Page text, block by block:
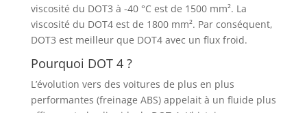
viscosité du DOT3 à -40 °C est de 1500 mm². La
viscosité du DOT4 est de 1800 mm². Par conséquent,
DOT3 est meilleur que DOT4 avec un flux froid.
Pourquoi DOT 4 ?
L’évolution vers des voitures de plus en plus
performantes (freinage ABS) appelait à un fluide plus